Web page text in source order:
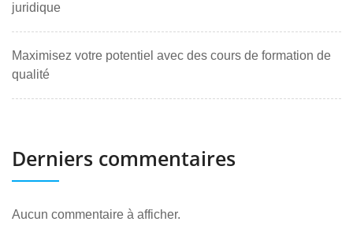
juridique
Maximisez votre potentiel avec des cours de formation de
qualité
Derniers commentaires
Aucun commentaire à afficher.